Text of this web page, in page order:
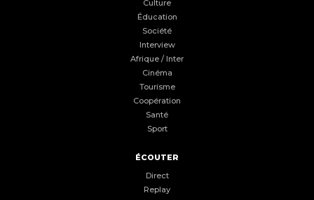
Culture
Éducation
Société
Interview
Afrique / Inter
Cinéma
Tourisme
Coopération
Santé
Sport
ÉCOUTER
Direct
Replay